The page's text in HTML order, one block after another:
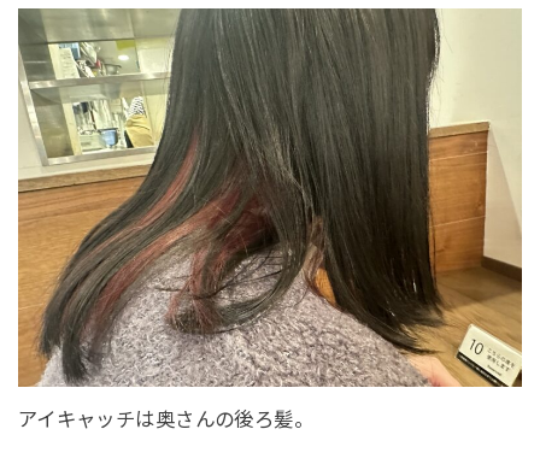
アイキャッチは奥さんの後ろ髪。